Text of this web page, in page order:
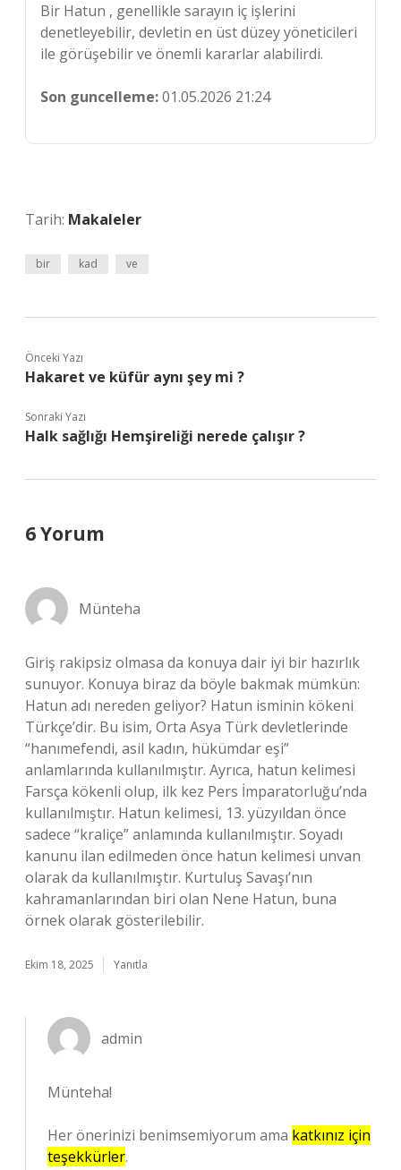
Bir Hatun , genellikle sarayın iç işlerini
denetleyebilir, devletin en üst düzey yöneticileri
ile görüşebilir ve önemli kararlar alabilirdi.
Son guncelleme:01.05.2026 21:24
Tarih: Makaleler
bir kad ve
Önceki Yazı
Hakaret ve küfür aynı şey mi ?
Sonraki Yazı
Halk sağlığı Hemşireliği nerede çalışır ?
6 Yorum
Münteha
Giriş rakipsiz olmasa da konuya dair iyi bir hazırlık
sunuyor. Konuya biraz da böyle bakmak mümkün:
Hatun adı nereden geliyor? Hatun isminin kökeni
Türkçe’dir. Bu isim, Orta Asya Türk devletlerinde
“hanımefendi, asil kadın, hükümdar eşi”
anlamlarında kullanılmıştır. Ayrıca, hatun kelimesi
Farsça kökenli olup, ilk kez Pers İmparatorluğu’nda
kullanılmıştır. Hatun kelimesi, 13. yüzyıldan önce
sadece “kraliçe” anlamında kullanılmıştır. Soyadı
kanunu ilan edilmeden önce hatun kelimesi unvan
olarak da kullanılmıştır. Kurtuluş Savaşı’nın
kahramanlarından biri olan Nene Hatun, buna
örnek olarak gösterilebilir.
Ekim 18, 2025 Yanıtla
admin
Münteha!
Her önerinizi benimsemiyorum ama katkınız için
teşekkürler.